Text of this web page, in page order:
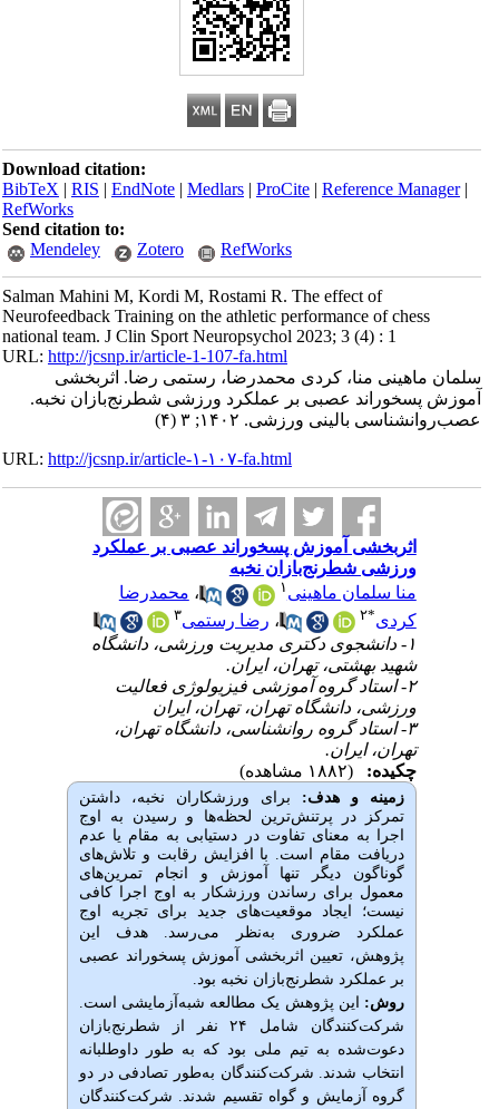
Download citation:
BibTeX|RIS|EndNote|Medlars|ProCite|Reference Manager
RefWorks
Send citation to:
Mendeley
Zotero RefWorks
Salman Mahini M, Kordi M, Rostami R. The effect of
Neurofeedback Training on the athletic performance of chess
national team. J Clin Sport Neuropsychol 2023; 3 (4) : 1
URL:http://jcsnp.ir/article-1-107-fa.html
سلمان ماهینی منا، کردی محمدرضا، رستمی رضا. اثربخشی
آموزش پسخوراند عصبی بر عملکرد ورزشی شطرنج‌بازان نخبه.
عصب‌روانشناسی بالینی ورزشی. ۱۴۰۲; ۳ (۴)
URL:http://jcsnp.ir/article-۱-۱۰۷-fa.html
اثربخشی آموزش پسخوراند عصبی بر عملکرد
ورزشی شطرنج‌بازان نخبه
منا سلمان ماهینی
،محمدرضا
کردی
۲ ،رضا رستمی
۱- دانشجوی دکتری مدیریت ورزشی، دانشگاه
شهید بهشتی، تهران، ایران.
۲- استاد گروه آموزشی فیزیولوژی فعالیت
ورزشی، دانشگاه تهران، تهران، ایران
۳- استاد گروه روانشناسی، دانشگاه تهران،
تهران، ایران.
چکیده:
زمینه و هدف:برای ورزشکاران نخبه، داشتن
تمرکز در پرتنش‌ترین لحظه‌ها و رسیدن به اوج
اجرا به معنای تفاوت در دستیابی به مقام یا عدم
دریافت مقام است. با افزایش رقابت و تلاش‌های
گوناگون دیگر تنها آموزش و انجام تمرین‌های
معمول برای رساندن ورزشکار به اوج اجرا کافی
نیست؛ ایجاد موقعیت‌های جدید برای تجریه اوج
عملکرد ضروری به‌نظر می‌رسد. هدفاین
پژوهش، تعیین اثربخشی آموزش پسخوراند عصبی
بر عملکرد شطرنج‌بازان نخبه بود.
روش: این پژوهش یک مطالعه شبه‌آزمایشی است.
شرکت‌کنندگان شامل ۲۴ نفر از شطرنج‌بازان
دعوت‌شده به تیم ملی بود که به طور داوطلبانه
انتخاب شدند. شرکت‌کنندگان به‌طور تصادفی در دو
گروه آزمایش و گواه تقسیم شدند. شرکت‌کنندگان